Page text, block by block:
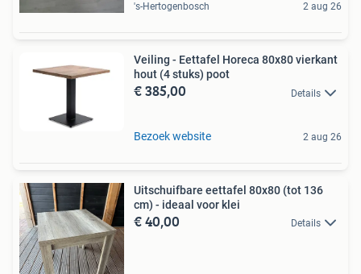
's-Hertogenbosch 2 aug 26
Veiling - Eettafel Horeca 80x80 vierkant
hout (4 stuks) poot
€ 385,00 Details
Bezoek website 2 aug 26
Uitschuifbare eettafel 80x80 (tot 136
cm) - ideaal voor klei
€ 40,00 Details